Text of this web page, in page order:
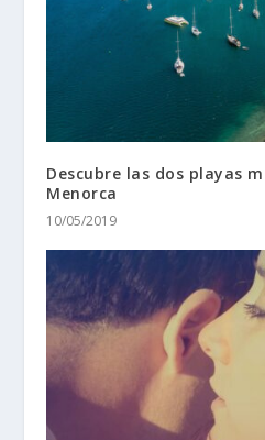
Descubre las dos playas
Menorca
10/05/2019